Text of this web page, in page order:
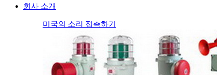
회사 소개
미국의 소리 접촉하기